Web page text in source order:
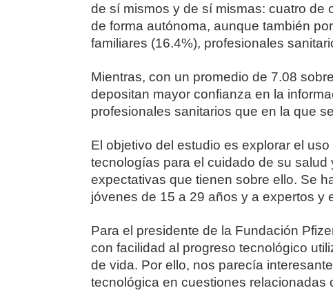
de sí mismos y de sí mismas: cuatro de
de forma autónoma, aunque también
familiares (16.4%), profesionales
Mientras, con un promedio de 7.08
depositan mayor confianza en la
profesionales sanitarios que en la que
El objetivo del estudio es explorar el
tecnologías para el cuidado de su
expectativas que tienen sobre ello. Se
jóvenes de 15 a 29 años y a expertos y
Para el presidente de la Fundación
con facilidad al progreso tecnológico
de vida. Por ello, nos parecía
tecnológica en cuestiones relacionadas